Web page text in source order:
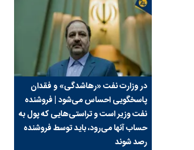
در وزارت نفت «رهاشدگی» و فقدان
پاسخگویی احساس می‌شود | فروشنده
نفت وزیر است و تراستی‌هایی که پول به
حساب آنها می‌رود، باید توسط فروشنده
رصد شوند